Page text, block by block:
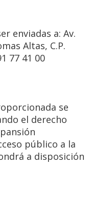
enviadas a: Av.
Altas, C.P.
77 41 00
se
el derecho
público a la
a disposición